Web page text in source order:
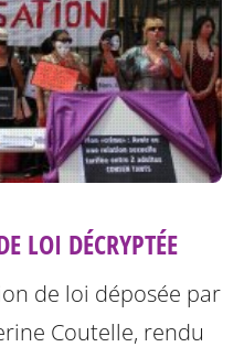
LOI DÉCRYPTÉE
de loi déposée par
Coutelle, rendu